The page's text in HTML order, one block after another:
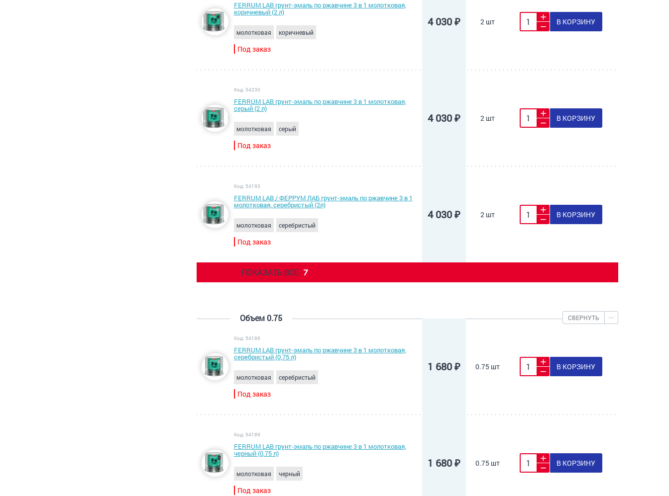
FERRUM LAB грунт-эмаль по ржавчине 3 в 1 молотковая,
коричневый (2 л)
молотковая коричневый
Под заказ
4 030 ₽ 2 шт В КОРЗИНУ
Код: 54230
FERRUM LAB грунт-эмаль по ржавчине 3 в 1 молотковая,
серый (2 л)
молотковая серый
Под заказ
4 030 ₽ 2 шт В КОРЗИНУ
Код: 54193
FERRUM LAB / ФЕРРУМ ЛАБ грунт-эмаль по ржавчине 3 в 1
молотковая, серебристый (2л)
молотковая серебристый
Под заказ
4 030 ₽ 2 шт В КОРЗИНУ
ПОКАЗАТЬ ВСЕ 7
Объем 0.75 СВЕРНУТЬ
Код: 54186
FERRUM LAB грунт-эмаль по ржавчине 3 в 1 молотковая,
серебристый (0,75 л)
молотковая серебристый
Под заказ
1 680 ₽ 0.75 шт В КОРЗИНУ
Код: 54189
FERRUM LAB грунт-эмаль по ржавчине 3 в 1 молотковая,
черный (0,75 л)
молотковая черный
Под заказ
1 680 ₽ 0.75 шт В КОРЗИНУ